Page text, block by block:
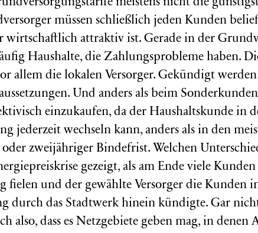
meistens nicht die
müssen schließlich jeden Kunden
wirtschaftlich attraktiv ist. Gerade in der
Haushalte, die Zahlungsprobleme haben.
allem die lokalen Versorger. Gekündigt
Und anders als beim
einzukaufen, da der Haushaltskunde in
jederzeit wechseln kann, anders als in den
zweijähriger Bindefrist. Welchen
gezeigt, als am Ende viele Kunden
fielen und der gewählte Versorger die Kunden
durch das Stadtwerk hinein kündigte. Gar
also, dass es Netzgebiete geben mag, in denen